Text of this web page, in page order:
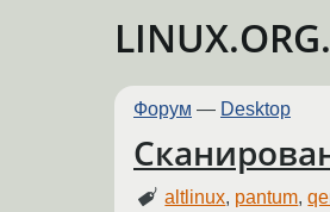
Форум — Desktop
altlinux, pantum,